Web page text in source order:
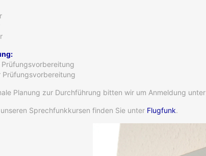
Prüfungsvorbereitung
Planung zur Durchführung bitten wir um Anmeldung unter
Sprechfunkkursen finden Sie unter Flugfunk.